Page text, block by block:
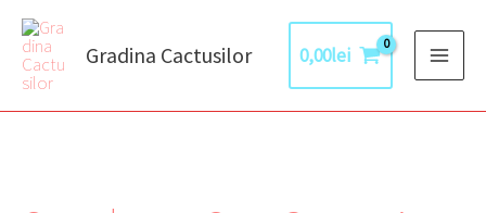
Skip
content
Gradina Cactusilor 0,00lei